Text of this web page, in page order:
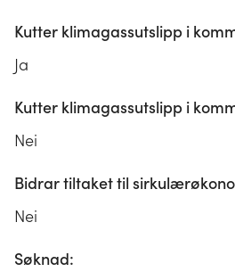
Kutter klimagassutslipp i
Ja
Kutter klimagassutslipp i
Nei
Bidrar tiltaket til
Nei
Søknad: